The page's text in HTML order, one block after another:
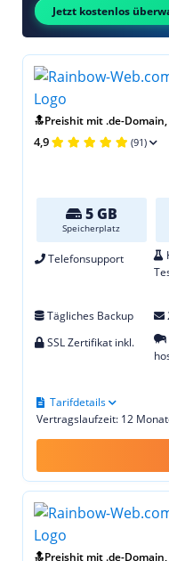
Jetzt kostenlos
🔝Preishit mit .de-Domain,
4,9 (91)
5 GB
Speicherplatz
Telefonsupport
Tägliches Backup
SSL Zertifikat inkl.
Vertragslaufzeit: 12
Tarifdetails
🔝Preishit mit .de-Domain,